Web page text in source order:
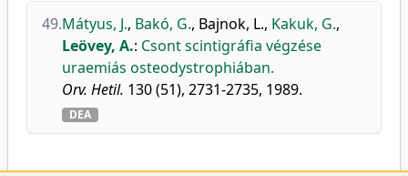
49.Mátyus, J., Bakó, G., Bajnok, L., Kakuk, G.,
Leövey, A.: Csont scintigráfia végzése
uraemiás osteodystrophiában.
Orv. Hetil. 130 (51), 2731-2735, 1989.
DEA